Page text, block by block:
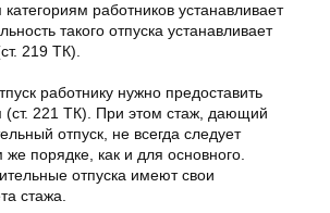
работников устанавливает
такого отпуска устанавливает
219 ТК).
работнику нужно предоставить
(ст. 221 ТК). При этом стаж, дающий
отпуск, не всегда следует
же порядке, как и для основного.
отпуска имеют свои
стажа.